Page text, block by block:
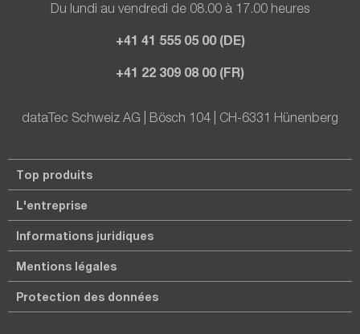
Du lundi au vendredi de 08.00 à 17.00 heures
+41 41 555 05 00 (DE)
+41 22 309 08 00 (FR)
dataTec Schweiz AG | Bösch 104 | CH-6331 Hünenberg
Top produits
L'entreprise
Informations juridiques
Mentions légales
Protection des données